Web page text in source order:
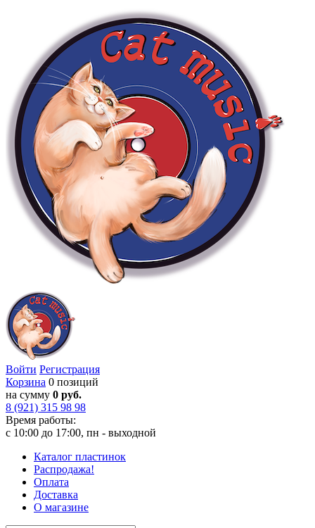
Войти Регистрация
Корзина 0 позиций
на сумму 0 руб.
8 (921) 315 98 98
Время работы:
с 10:00 до 17:00, пн - выходной
Каталог пластинок
Распродажа!
Оплата
Доставка
О магазине